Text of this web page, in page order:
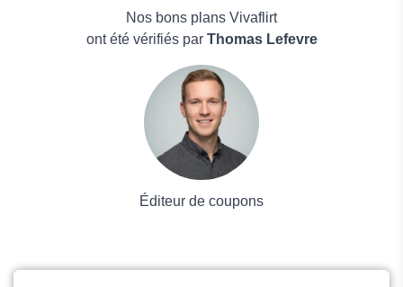
Maison & Jardin
Boissons
Nos bons plans Vivaflirt
ont été vérifiés par Thomas Lefevre
Éditeur de coupons